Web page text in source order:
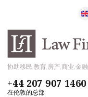
协助移民,教育,房产,商业,金
+44 207 907 1460
在伦敦的总部